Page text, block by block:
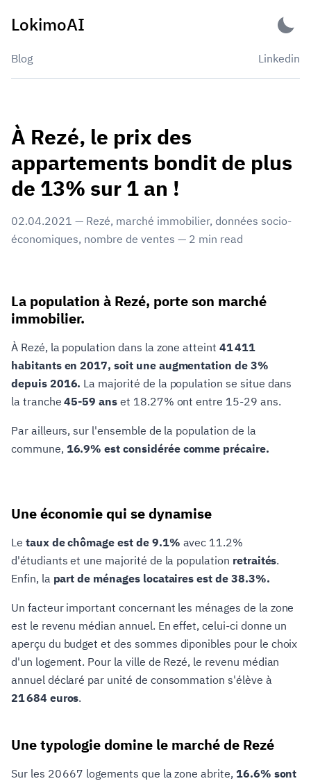
LokimoAI
Blog Linkedin
À Rezé, le prix des
appartements bondit de plus
de 13% sur 1 an !
02.04.2021 — Rezé, marché immobilier, données socio-
économiques, nombre de ventes — 2 min read
La population à Rezé, porte son marché
immobilier.
À Rezé, la population dans la zone atteint 41 411
habitants en 2017, soit une augmentation de 3%
depuis 2016. La majorité de la population se situe dans
la tranche45-59 ans et 18.27% ont entre 15-29 ans.
Par ailleurs, sur l'ensemble de la population de la
commune, 16.9% est considérée comme précaire.
Une économie qui se dynamise
Le taux de chômage est de 9.1% avec 11.2%
d'étudiants et une majorité de la population retraités.
Enfin, la part de ménages locataires est de 38.3%.
Un facteur important concernant les ménages de la zone
est le revenu médian annuel. En effet, celui-ci donne un
aperçu du budget et des sommes diponibles pour le choix
d'un logement. Pour la ville de Rezé, le revenu médian
annuel déclaré par unité de consommation s'élève à
21 684 euros.
Une typologie domine le marché de Rezé
Sur les 20 667 logements que la zone abrite, 16.6% sont